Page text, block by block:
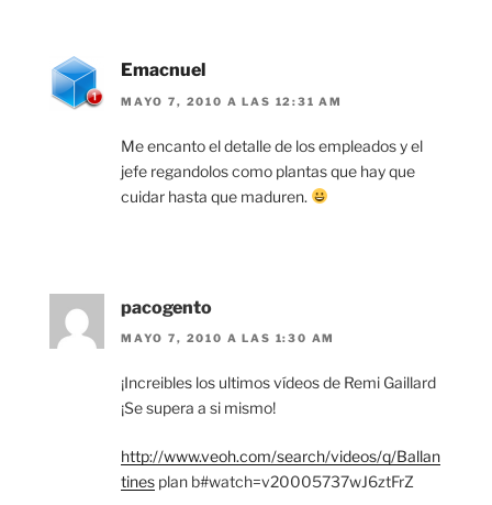
Emacnuel
MAYO 7, 2010 A LAS 12:31 AM
Me encanto el detalle de los empleados y el
jefe regandolos como plantas que hay que
cuidar hasta que maduren.
pacogento
MAYO 7, 2010 A LAS 1:30 AM
¡Increibles los ultimos vídeos de Remi Gaillard
¡Se supera a si mismo!
http://www.veoh.com/search/videos/q/Ballan
tines plan b#watch=v20005737wJ6ztFrZ